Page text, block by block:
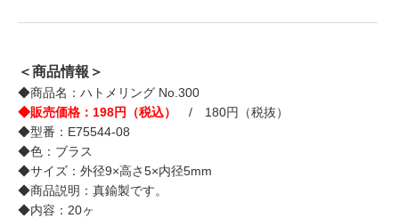
＜商品情報＞
◆商品名：ハトメリング No.300
◆販売価格：198円（税込）
/ 180円（税抜）
◆型番：E75544-08
◆色：ブラス
◆サイズ：外径9×高さ5×内径5mm
◆商品説明：真鍮製です。
◆内容：20ヶ